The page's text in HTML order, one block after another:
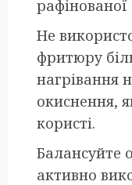
рафінованої
Не
фритюру
нагрівання
окиснення,
користі.
Балансуйте
активно